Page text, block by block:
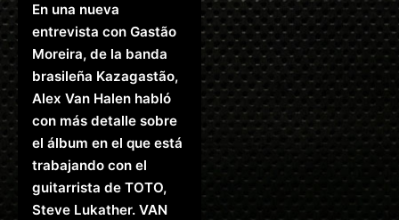
En una nueva
entrevista con Gastão
Moreira, de la banda
brasileña Kazagastão,
Alex Van Halen habló
con más detalle sobre
el álbum en el que está
trabajando con el
guitarrista de TOTO,
Steve Lukather. VAN